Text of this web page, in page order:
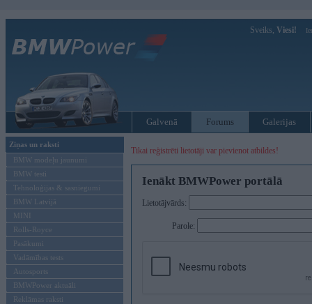
Sveiks, Viesi!
Galvenā Forums Galerijas
Ziņas un raksti
BMW modeļu jaunumi
BMW testi
Tehnoloģijas & sasniegumi
BMW Latvijā
MINI
Rolls-Royce
Pasākumi
Vadāmības tests
Autosports
BMWPower aktuāli
Reklāmas raksti
Tikai reģistrēti lietotāji var pievienot atbildes!
Ienākt BMWPower portālā
Lietotājvārds:
Parole: